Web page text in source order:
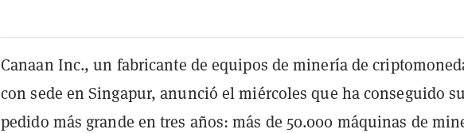
Canaan Inc., un fabricante de equipos de minería de
con sede en Singapur, anunció el miércoles que ha conseguido su
pedido más grande en tres años: más de 50.000 máquinas de